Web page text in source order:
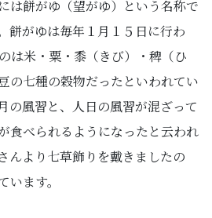
は餅がゆ（望がゆ）という名称で
餅がゆは毎年１月１５日に行わ
は米・粟・黍（きび）・稗（ひ
の七種の穀物だったといわれてい
の風習と、人日の風習が混ざって
食べられるようになったと云われ
んより七草飾りを戴きましたの
ます。